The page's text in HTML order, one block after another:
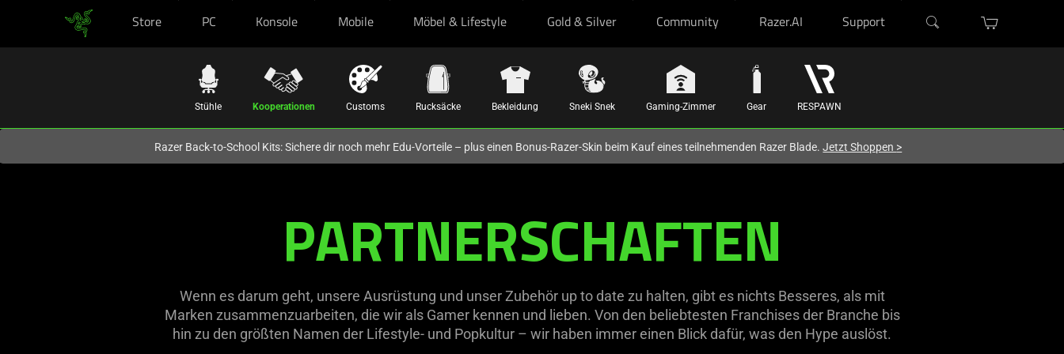
Store PC Konsole Mobile Möbel & Lifestyle Gold & Silver Community Razer.AI Support
Stühle Kooperationen Customs Rucksäcke Bekleidung Sneki Snek Gaming-Zimmer Gear RESPAWN
Razer Back-to-School Kits: Sichere dir noch mehr Edu-Vorteile – plus einen Bonus-Razer-Skin beim Kauf eines teilnehmenden Razer Blade.Jetzt Shoppen >
PARTNERSCHAFTEN
Wenn es darum geht, unsere Ausrüstung und unser Zubehör up to date zu halten, gibt es nichts Besseres, als mit
Marken zusammenzuarbeiten, die wir als Gamer kennen und lieben. Von den beliebtesten Franchises der Branche bis
hin zu den größten Namen der Lifestyle- und Popkultur – wir haben immer einen Blick dafür, was den Hype auslöst.